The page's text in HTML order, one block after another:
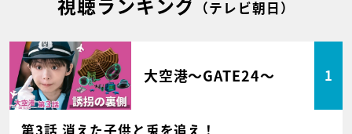
（テレビ朝日）
大空港～GATE24～ 1